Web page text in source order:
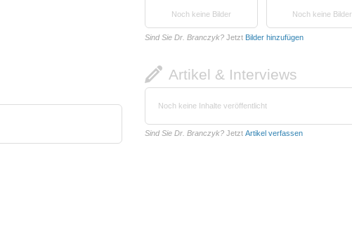
Noch keine Bilder Noch keine Bilder
Sind Sie Dr. Branczyk? Jetzt Bilder hinzufügen
Artikel & Interviews
Noch keine Inhalte veröffentlicht
Sind Sie Dr. Branczyk? Jetzt Artikel verfassen